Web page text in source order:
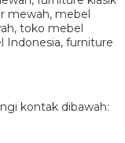
kontak dibawah: